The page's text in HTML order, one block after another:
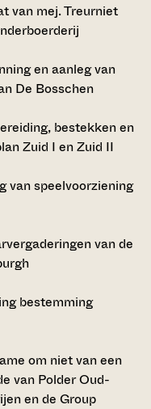
van mej. Treurniet
en aanleg van
De Bosschen
bestekken en
Zuid I en Zuid II
van speelvoorziening
van de
bestemming
om niet van een
van Polder Oud-
en de Group